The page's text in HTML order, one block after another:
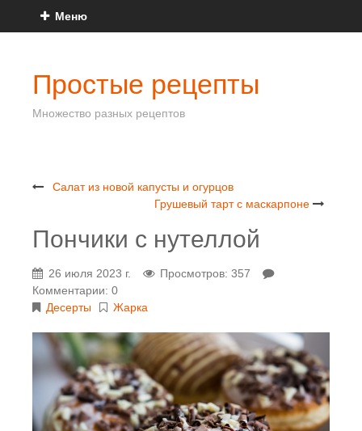
Меню
Простые рецепты
Множество разных рецептов
Салат из новой капусты и огурцов
Грушевый тарт с маскарпоне
Пончики с нутеллой
26 июля 2023 г.
Просмотров: 357
Комментарии: 0
Десерты
Жарка